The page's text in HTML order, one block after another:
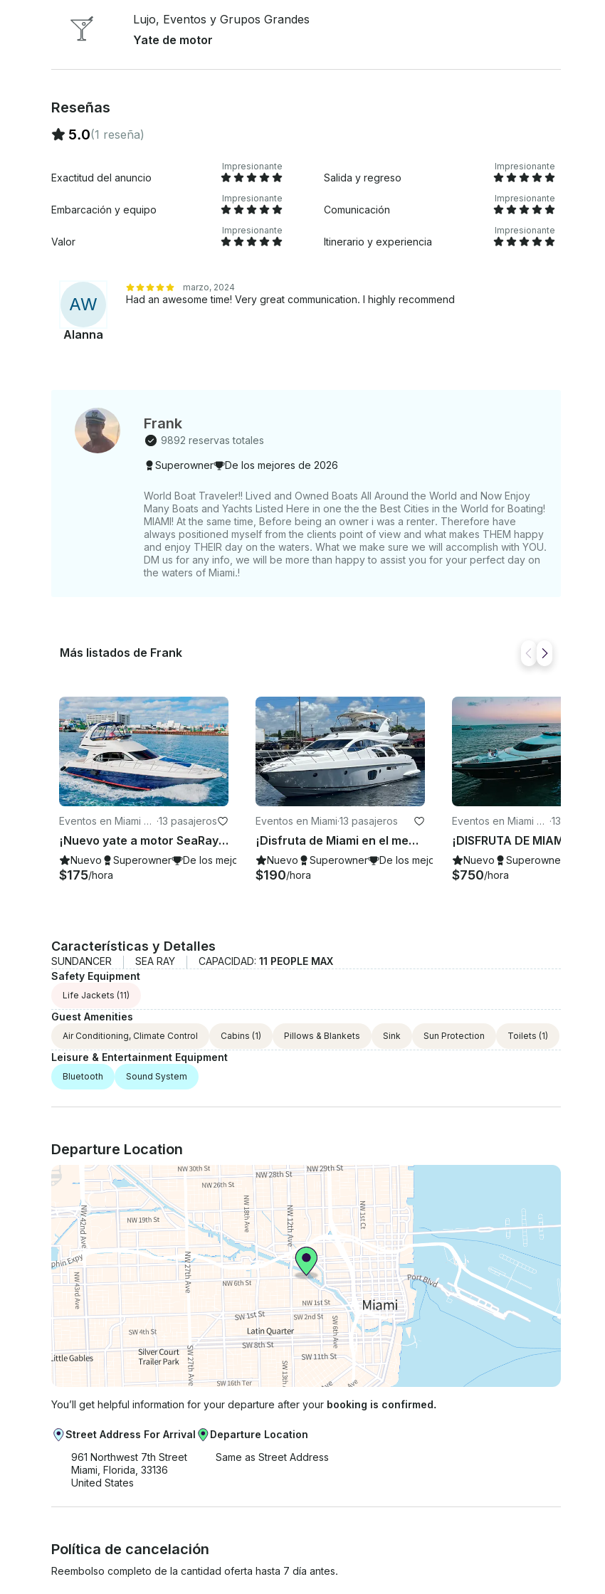
Lujo, Eventos y Grupos Grandes
Yate de motor
Reseñas
5.0(1 reseña)
Exactitud del anuncio
Impresionante
Salida y regreso
Impresionante
Embarcación y equipo
Impresionante
Comunicación
Impresionante
Valor
Impresionante
Itinerario y experiencia
Impresionante
AW
Alanna
marzo, 2024
Had an awesome time! Very great communication. I highly recommend
Frank
9892 reservas totales
Superowner De los mejores de 2026
World Boat Traveler!! Lived and Owned Boats All Around the World and Now Enjoy
Many Boats and Yachts Listed Here in one the the Best Cities in the World for Boating!
MIAMI! At the same time, Before being an owner i was a renter. Therefore have
always positioned myself from the clients point of view and what makes THEM happy
and enjoy THEIR day on the waters. What we make sure we will accomplish with YOU.
DM us for any info, we will be more than happy to assist you for your perfect day on
the waters of Miami.!
Más listados de Frank
Eventos en Miami Be
ach
·13 pasajeros
¡Nuevo yate a motor SeaRay de 48 pies en Miami Beach!
Nuevo Superowner De los mejores de 2026
$175/hora
Eventos en Miami·13 pasajeros
¡Disfruta de Miami en el megayate Azimut de 55 pies de potencia!
Nuevo Superowner De los mejores de 2026
$190/hora
Eventos en Miami Be
ach
·13 pasajeros
Nuevo Superowner
$750/hora
Características y Detalles
SUNDANCER SEA RAY CAPACIDAD: 11 PEOPLE MAX
Safety Equipment
Life Jackets (11)
Guest Amenities
Air Conditioning, Climate Control Cabins (1) Pillows & Blankets Sink Sun Protection Toilets (1)
Leisure & Entertainment Equipment
Bluetooth Sound System
Departure Location
You’ll get helpful information for your departure after your booking is confirmed.
Street Address For Arrival
961 Northwest 7th Street
Miami, Florida, 33136
United States
Departure Location
Same as Street Address
Política de cancelación
Reembolso completo de la cantidad oferta hasta 7 día antes.